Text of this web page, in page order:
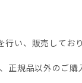
い、販売しており
正規品以外のご購